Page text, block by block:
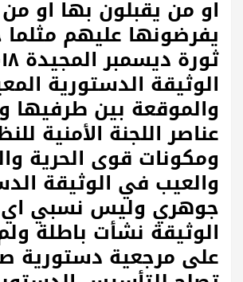
او من يقبلون بها او من
يفرضونها عليهم
الوثيقة الدستورية
والموقعة بين طرفيها
عناصر اللجنة الأمنية
ومكونات قوى الحرية
والعيب في الوثيقة
جوهري وليس نسبي
الوثيقة نشأت باطلة
على مرجعية دستورية